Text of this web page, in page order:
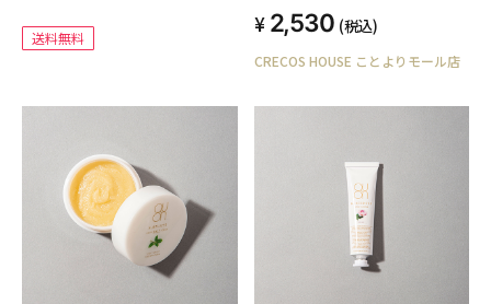
送料無料
2,530 (税込)
CRECOS HOUSE ことよりモール店